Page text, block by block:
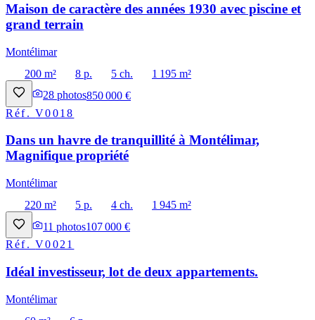
Maison de caractère des années 1930 avec piscine et
grand terrain
Montélimar
200 m²
8 p. 5 ch.
1 195 m²
28 photos850 000 €
Réf.V0018
Dans un havre de tranquillité à Montélimar,
Magnifique propriété
Montélimar
220 m²
5 p. 4 ch.
1 945 m²
11 photos107 000 €
Réf.V0021
Idéal investisseur, lot de deux appartements.
Montélimar